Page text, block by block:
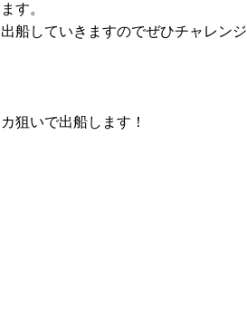
す。
船していきますのでぜひチャレンジ
狙いで出船します！